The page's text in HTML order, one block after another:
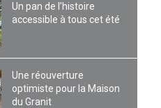
Un pan de l’histoire
accessible à tous cet été
Une réouverture
optimiste pour la Maison
du Granit